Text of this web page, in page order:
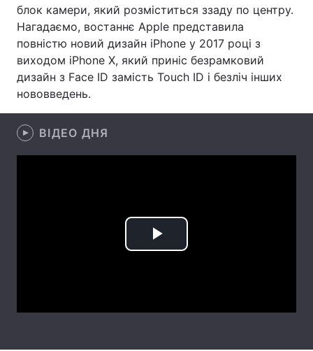
Лонгріди
Відео з Youtube Статті
Інтерв'ю
блок камери, який розміститься ззаду по центру.
Нагадаємо, востаннє Apple представила
повністю новий дизайн iPhone у 2017 році з
виходом iPhone X, який приніс безрамковий
дизайн з Face ID замість Touch ID і безліч інших
нововведень.
ВІДЕО ДНЯ
Play